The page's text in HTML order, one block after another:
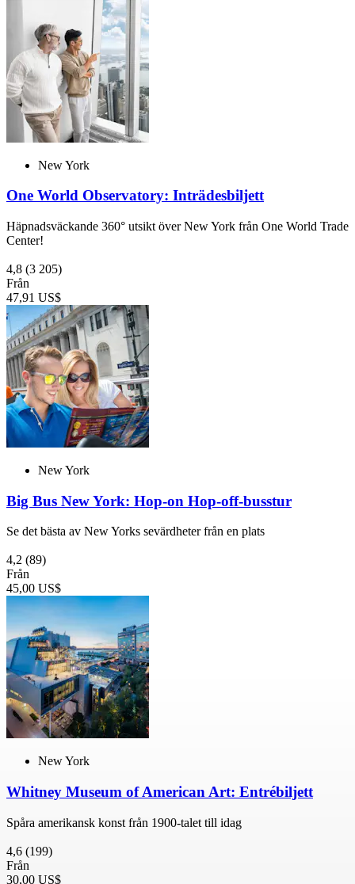
New York
One World Observatory: Inträdesbiljett
Häpnadsväckande 360° utsikt över New York från One World Trade
Center!
4,8 (3 205)
Från
47,91 US$
New York
Big Bus New York: Hop-on Hop-off-busstur
Se det bästa av New Yorks sevärdheter från en plats
4,2 (89)
Från
45,00 US$
New York
Whitney Museum of American Art: Entrébiljett
Spåra amerikansk konst från 1900-talet till idag
4,6 (199)
Från
30,00 US$